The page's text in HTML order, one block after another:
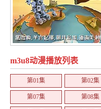
m3u8动漫播放列表
第01集 第02集
第07集 第08集